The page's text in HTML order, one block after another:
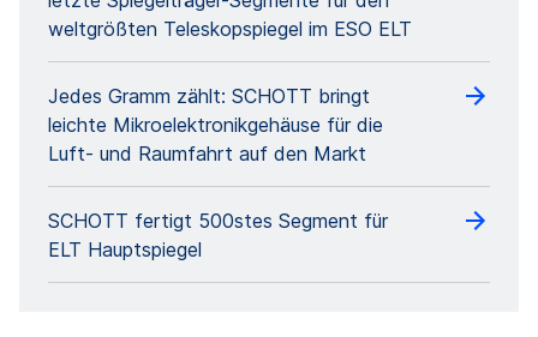
weltgrößten Teleskopspiegel im ESO ELT
Jedes Gramm zählt: SCHOTT bringt
leichte Mikroelektronikgehäuse für die
Luft- und Raumfahrt auf den Markt
SCHOTT fertigt 500stes Segment für
ELT Hauptspiegel